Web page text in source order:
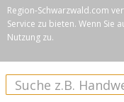
Region-Schwarzwald.com
Service zu bieten. Wenn Sie
Nutzung zu.